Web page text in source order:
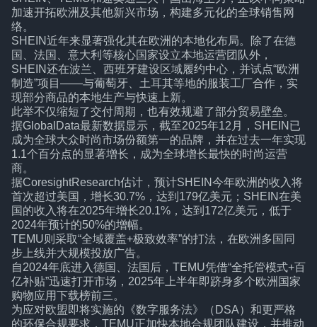
加速开拓欧洲及其他新兴市场，构建多元化的全球销售网
络。
SHEIN近年来显著强化其在欧洲的本地化布局。除了在德
国、法国、意大利等核心国家设立本地运营团队外，
SHEIN还在波兰、西班牙建设区域履约中心，并试点“欧洲
制造”项目——与葡萄牙、土耳其等地的服装工厂合作，实
现部分商品的本地生产与快速上新。
此举不仅缩短了交付周期，也有效规避了部分贸易壁垒。
据GlobalData最新数据显示，截至2025年12月，SHEIN已
成为全球大众时尚市场份额第一的品牌，并在过去一年实现
1.1个百分点的显著增长，成为全球增长最快的时尚运营
商。
据CoresightResearch估计，预计SHEIN今年欧洲的收入将
首次超过美国，增长30.7%，达到179亿美元；SHEIN在美
国的收入将在2025年增长20.1%，达到172亿美元，低于
2024年预计的50%的增幅。
TEMU则采取“全域覆盖+极致效率”的打法，在欧洲多国同
步上线并大规模投放广告。
自2024年底进入德国、法国后，TEMU凭借“全托管模式+百
亿补贴”迅速打开市场，2025年上半年即跻身多个欧洲国家
购物应用下载榜前三。
为应对欧盟即将实施的《数字服务法》（DSA）和更严格
的环保合规要求，TEMU正加快本地合规团队建设，并推动